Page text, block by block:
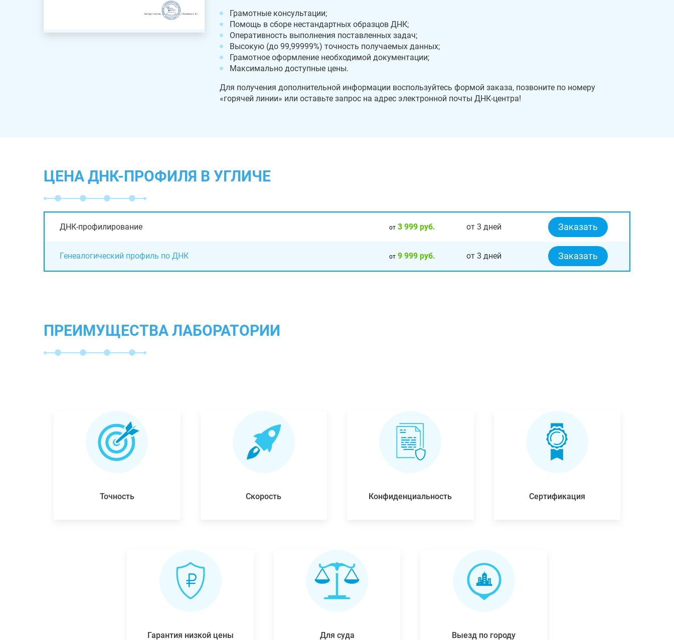
Грамотные консультации;
Помощь в сборе нестандартных образцов ДНК;
Оперативность выполнения поставленных задач;
Высокую (до 99,99999%) точность получаемых данных;
Грамотное оформление необходимой документации;
Максимально доступные цены.
Для получения дополнительной информации воспользуйтесь формой заказа, позвоните по номеру
«горячей линии» или оставьте запрос на адрес электронной почты ДНК-центра!
ЦЕНА ДНК-ПРОФИЛЯ В УГЛИЧЕ
ДНК-профилирование от3 999 руб. от 3 дней Заказать
Генеалогический профиль по ДНК от9 999 руб. от 3 дней Заказать
ПРЕИМУЩЕСТВА ЛАБОРАТОРИИ
Точность Скорость Конфиденциальность Сертификация
Гарантия низкой цены Для суда Выезд по городу